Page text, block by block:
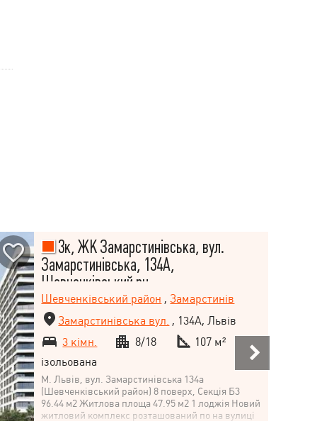
3к, ЖК Замарстинівська, вул.
Замарстинівська, 134А,
Шевченківський рн
Шевченківський район ,Замарстинів
Замарстинівська вул. , 134А, Львів
3 кімн.
8/18
107 м²
ізольована
М. Львів, вул. Замарстинівська 134а
(Шевченківський район) 8 поверх, Секція Б3
96.44 м2 Житлова площа 47.95 м2 1 лоджія Новий
житловий комплекс розташований по на вулиці